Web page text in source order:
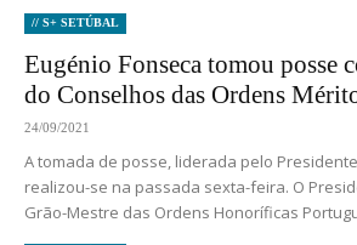
// S+ SETÚBAL
Eugénio Fonseca tomou posse
do Conselhos das Ordens
24/09/2021
A tomada de posse, liderada pelo
realizou-se na passada sexta-feira. O
Grão-Mestre das Ordens Honoríficas